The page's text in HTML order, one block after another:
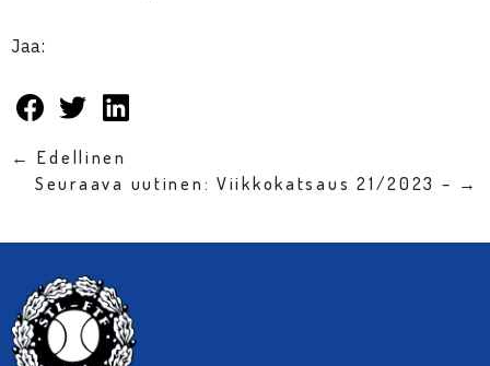
Jaa:
← Edellinen
Seuraava uutinen: Viikkokatsaus 21/2023 – →